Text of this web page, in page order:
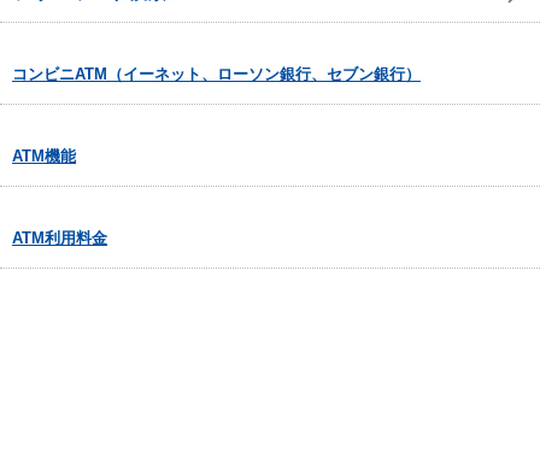
コンビニATM（イーネット、ローソン銀行、セブン銀行）
ATM機能
ATM利用料金